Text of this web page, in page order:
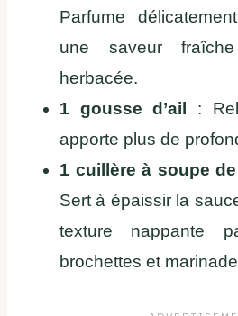
Parfume
une saveur
herbacée.
1 gousse d’ail
:
apporte plus de
1 cuillère à soupe
Sert à épaissir la
texture nappante
brochettes et